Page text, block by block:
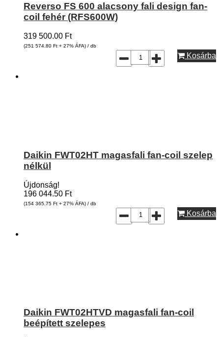
Reverso FS 600 alacsony fali design fan-
coil fehér (RFS600W)
319 500.00 Ft
(251 574.80 Ft + 27% ÁFA) / db
Kosárba
Daikin FWT02HT magasfali fan-coil szelep
nélkül
Újdonság!
196 044.50 Ft
(154 365.75 Ft + 27% ÁFA) / db
Kosárba
Daikin FWT02HTVD magasfali fan-coil
beépített szelepes